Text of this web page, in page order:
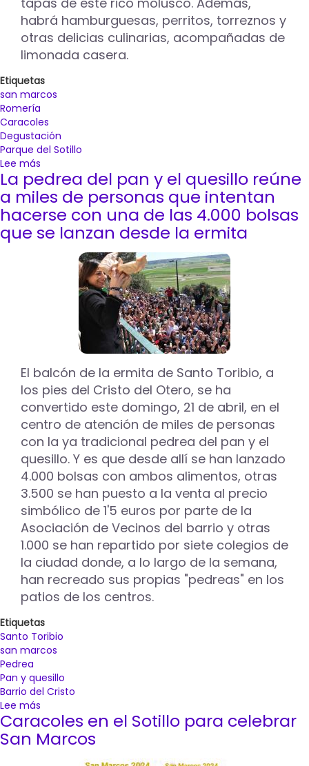
habrá hamburguesas, perritos, torreznos y
otras delicias culinarias, acompañadas de
limonada casera.
Etiquetas
san marcos
Romería
Caracoles
Degustación
Parque del Sotillo
Lee más
Degustación
popular
de
cien
kilos
caracoles,
concurso
culinario
amenizarán
festividad
de
San
Marcos
en
el
Parque
del
Sotillo
La pedrea del pan y el quesillo reúne
a miles de personas que intentan
hacerse con una de las 4.000 bolsas
que se lanzan desde la ermita
El balcón de la ermita de Santo Toribio, a
los pies del Cristo del Otero, se ha
convertido este domingo, 21 de abril, en el
centro de atención de miles de personas
con la ya tradicional pedrea del pan y el
quesillo. Y es que desde allí se han lanzado
4.000 bolsas con ambos alimentos, otras
3.500 se han puesto a la venta al precio
simbólico de 1'5 euros por parte de la
Asociación de Vecinos del barrio y otras
1.000 se han repartido por siete colegios de
la ciudad donde, a lo largo de la semana,
han recreado sus propias "pedreas" en los
patios de los centros.
Etiquetas
Santo Toribio
san marcos
Pedrea
Pan y quesillo
Barrio del Cristo
Lee más
La
pedrea
del
Caracoles en el Sotillo para celebrar
San Marcos